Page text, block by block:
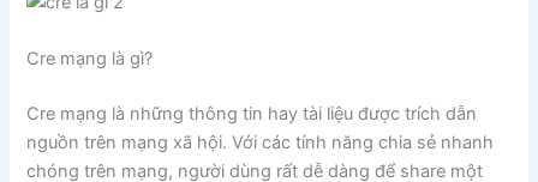
Cre mạng là gì?
Cre mạng là những thông tin hay tài liệu được trích dẫn
nguồn trên mạng xã hội. Với các tính năng chia sẻ nhanh
chóng trên mạng, người dùng rất dễ dàng để share một